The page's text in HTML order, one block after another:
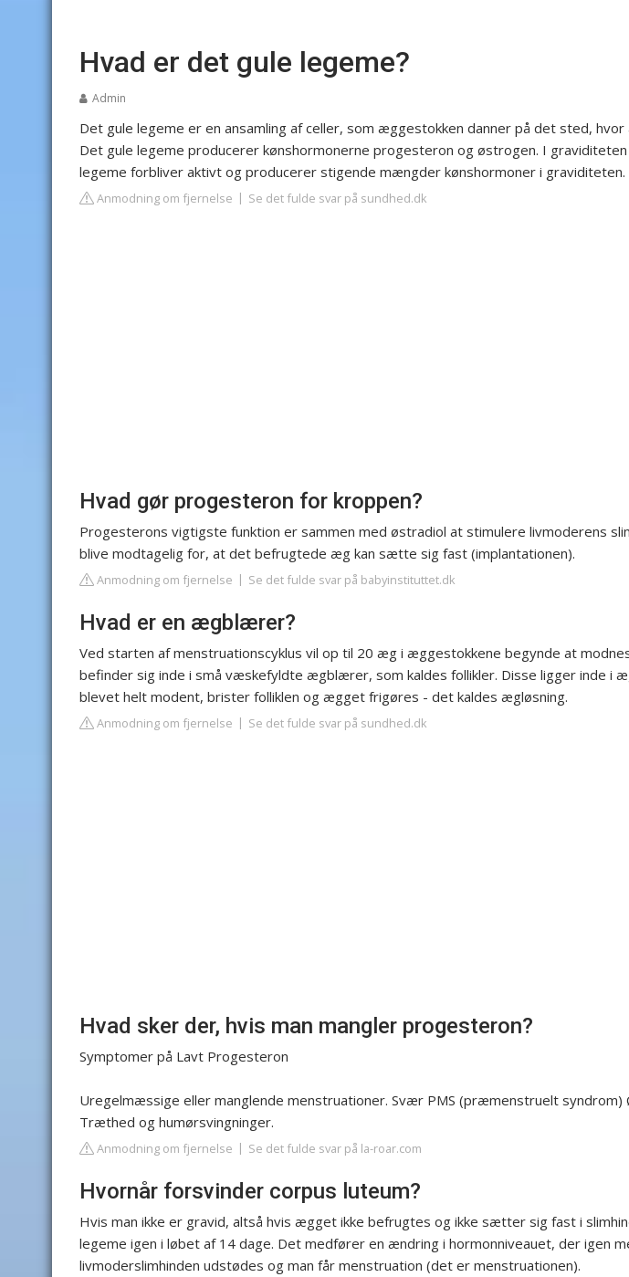
Hvad er det gule legeme?
Admin
Det gule legeme er en ansamling af celler, som æggestokken danner på det sted,
Det gule legeme producerer kønshormonerne progesteron og østrogen. I
legeme forbliver aktivt og producerer stigende mængder kønshormoner i graviditeten.
Anmodning om fjernelse Se det fulde svar på sundhed.dk
Hvad gør progesteron for kroppen?
Progesterons vigtigste funktion er sammen med østradiol at stimulere livmoderens
blive modtagelig for, at det befrugtede æg kan sætte sig fast (implantationen).
Anmodning om fjernelse Se det fulde svar på babyinstituttet.dk
Hvad er en ægblærer?
Ved starten af menstruationscyklus vil op til 20 æg i æggestokkene begynde at
befinder sig inde i små væskefyldte ægblærer, som kaldes follikler. Disse ligger inde i
blevet helt modent, brister folliklen og ægget frigøres - det kaldes ægløsning.
Anmodning om fjernelse Se det fulde svar på sundhed.dk
Hvad sker der, hvis man mangler progesteron?
Symptomer på Lavt Progesteron
Uregelmæssige eller manglende menstruationer. Svær PMS (præmenstruelt
Træthed og humørsvingninger.
Anmodning om fjernelse Se det fulde svar på la-roar.com
Hvornår forsvinder corpus luteum?
Hvis man ikke er gravid, altså hvis ægget ikke befrugtes og ikke sætter sig fast i
legeme igen i løbet af 14 dage. Det medfører en ændring i hormonniveauet, der igen
livmoderslimhinden udstødes og man får menstruation (det er menstruationen).